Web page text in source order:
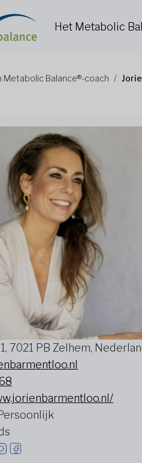
Het Metabolic
Metabolic Balance®-coach
7021 PB Zelhem,